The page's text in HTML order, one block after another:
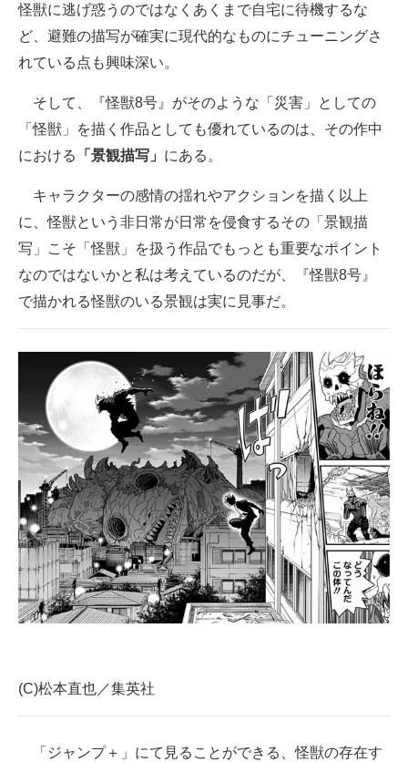
怪獣に逃げ惑うのではなくあくまで自宅に待機するな
ど、避難の描写が確実に現代的なものにチューニングさ
れている点も興味深い。
そして、『怪獣8号』がそのような「災害」としての
「怪獣」を描く作品としても優れているのは、その作中
における
「景観描写」 にある。
キャラクターの感情の揺れやアクションを描く以上
に、怪獣という非日常が日常を侵食するその「景観描
写」こそ「怪獣」を扱う作品でもっとも重要なポイント
なのではないかと私は考えているのだが、『怪獣8号』
で描かれる怪獣のいる景観は実に見事だ。
(C)松本直也／集英社
「ジャンプ＋」にて見ることができる、怪獣の存在す